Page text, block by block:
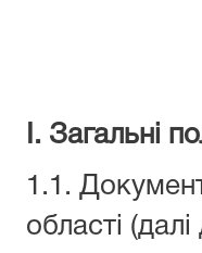
І. Загальні
1.1.
області